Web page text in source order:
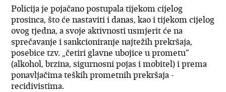
Policija je pojačano postupala tijekom cijelog
prosinca, što će nastaviti i danas, kao i tijekom cijelog
ovog tjedna, a svoje aktivnosti usmjerit će na
sprečavanje i sankcioniranje najtežih prekršaja,
posebice tzv. „četiri glavne ubojice u prometu“
(alkohol, brzina, sigurnosni pojas i mobitel) i prema
ponavljačima teških prometnih prekršaja -
recidivistima.